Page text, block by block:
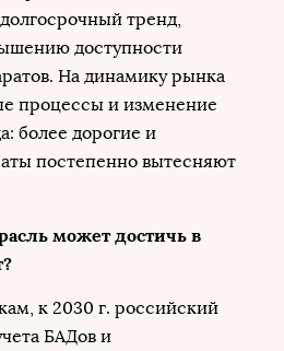
тренд,
доступности
На динамику рынка
процессы и изменение
более дорогие и
постепенно вытесняют
может достичь в
к 2030 г. российский
БАДов и